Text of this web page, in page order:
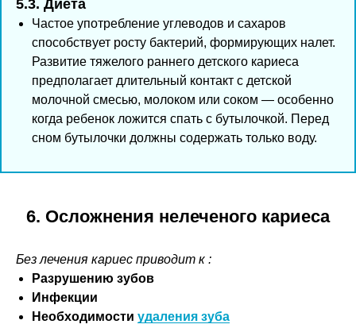
5.3. Диета
Частое употребление углеводов и сахаров
способствует росту бактерий, формирующих налет.
Развитие тяжелого раннего детского кариеса
предполагает длительный контакт с детской
молочной смесью, молоком или соком — особенно
когда ребенок ложится спать с бутылочкой. Перед
сном бутылочки должны содержать только воду.
6. Осложнения нелеченого кариеса
Без лечения кариес приводит к :
Разрушению зубов
Инфекции
Необходимости удаления зуба